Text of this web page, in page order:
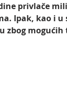
privlače
Ipak, kao i u
zbog